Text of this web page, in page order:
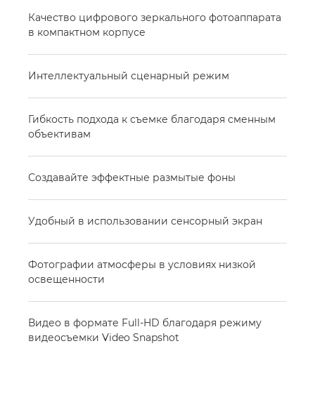
Качество цифрового зеркального фотоаппарата
в компактном корпусе
Интеллектуальный сценарный режим
Гибкость подхода к съемке благодаря сменным
объективам
Создавайте эффектные размытые фоны
Удобный в использовании сенсорный экран
Фотографии атмосферы в условиях низкой
освещенности
Видео в формате Full-HD благодаря режиму
видеосъемки Video Snapshot